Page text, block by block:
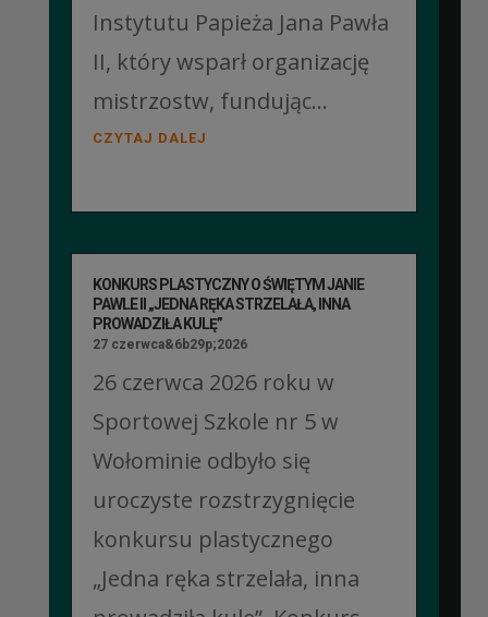
Instytutu Papieża Jana Pawła
II, który wsparł organizację
mistrzostw, fundując...
CZYTAJ DALEJ
KONKURS PLASTYCZNY O ŚWIĘTYM JANIE
PAWLE II „JEDNA RĘKA STRZELAŁA, INNA
PROWADZIŁA KULĘ”
27 czerwca&6b29p;2026
26 czerwca 2026 roku w
Sportowej Szkole nr 5 w
Wołominie odbyło się
uroczyste rozstrzygnięcie
konkursu plastycznego
„Jedna ręka strzelała, inna